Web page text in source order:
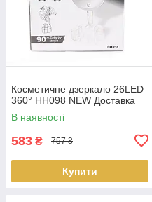
Косметичне дзеркало 26LED
360° HH098 NEW Доставка
В наявності
583 ₴ 757 ₴
Купити